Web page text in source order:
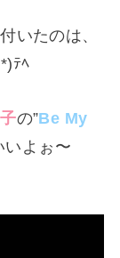
いたのは、
ﾃﾍ
の”Be My
いよぉ〜